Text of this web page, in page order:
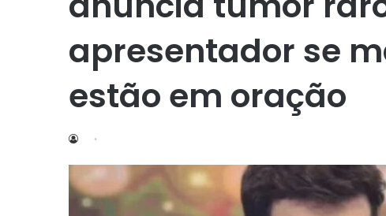
apresentador se
estão em oração